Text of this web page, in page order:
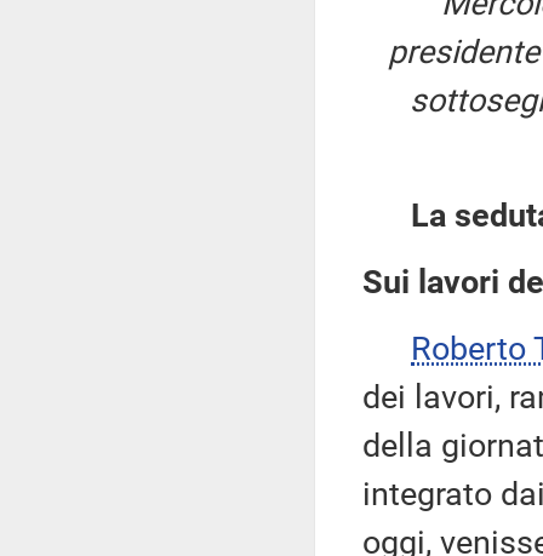
La
Sui lavori
Roberto
dei lavori,
della
integrato
oggi,